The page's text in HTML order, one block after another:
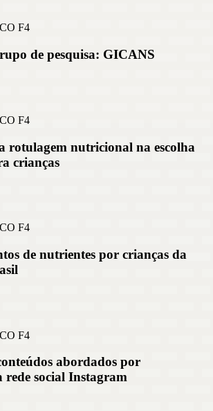
F4
de pesquisa: GICANS
F4
rotulagem nutricional na escolha
crianças
F4
de nutrientes por crianças da
F4
abordados por
rede social Instagram